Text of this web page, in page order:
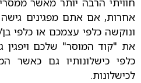
אחרות, אם אתם מפגינים גישה
ונוקשה כלפי עצמכם או כלפי
את "קוד המוסר" שלכם ויפגין
כלפי כישלונותיו גם כאשר
לכישלונות.